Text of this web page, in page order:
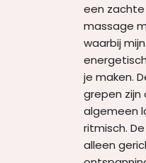
een
massage
waarbij
je maken.
grepen zijn
algemeen
ritmisch.
alleen